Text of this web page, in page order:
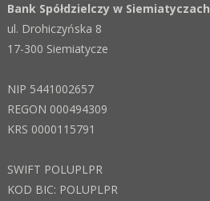
Bank Spółdzielczy w Siemiatyczach
ul. Drohiczyńska 8
17-300 Siemiatycze
NIP 5441002657
REGON 000494309
KRS 0000115791
SWIFT POLUPLPR
KOD BIC: POLUPLPR